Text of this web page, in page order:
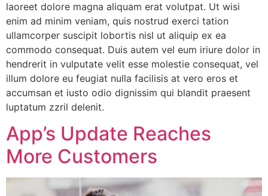
laoreet dolore magna aliquam erat volutpat. Ut wisi
enim ad minim veniam, quis nostrud exerci tation
ullamcorper suscipit lobortis nisl ut aliquip ex ea
commodo consequat. Duis autem vel eum iriure dolor in
hendrerit in vulputate velit esse molestie consequat, vel
illum dolore eu feugiat nulla facilisis at vero eros et
accumsan et iusto odio dignissim qui blandit praesent
luptatum zzril delenit.
App’s Update Reaches
More Customers